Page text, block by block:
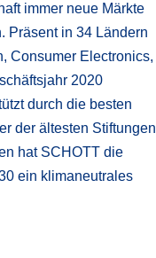
immer neue Märkte
Präsent in 34 Ländern
Consumer Electronics,
2020
durch die besten
der ältesten Stiftungen
hat SCHOTT die
ein klimaneutrales